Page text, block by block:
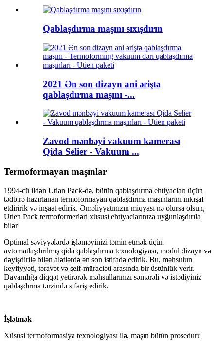
Qablaşdırma maşını sıxışdırın
2021 Ən son dizayn ani əriştə
qablaşdırma maşını -...
Zavod mənbəyi vakuum kamerası
Qida Selier - Vakuum ...
Termoformayan maşınlar
1994-cü ildən Utian Pack-də, bütün qablaşdırma ehtiyacları üçün
tədbirə hazırlanan termoformayan qablaşdırma maşınlarını inkişaf
etdiririk və inşaat edirik. Əməliyyatınızın miqyası nə olursa olsun,
Utien Pack termoformerləri xüsusi ehtiyaclarınıza uyğunlaşdırıla
bilər.
Optimal səviyyələrdə işləməyinizi təmin etmək üçün
avtomatlaşdırılmış qida qablaşdırma texnologiyası, modul dizayn və
dəyişdirilə bilən alətlərdə ən son istifadə edirik. Bu, məhsulun
keyfiyyəti, təravət və şelf-müraciəti arasında bir üstünlük verir.
Davamlığa diqqət yetirərək məhsullarınızı səmərəli və istədiyiniz
qablaşdırma tərzində sifariş edirik.
İşlətmək
Xüsusi termoformasiya texnologiyası ilə, maşın bütün proseduru